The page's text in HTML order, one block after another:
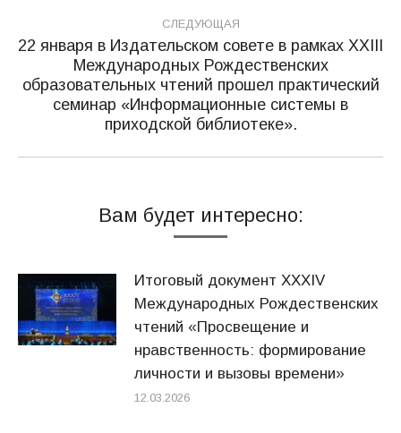
СЛЕДУЮЩАЯ
Следующая
запись:
22 января в Издательском совете в рамках XXIII
Международных Рождественских
образовательных чтений прошел практический
семинар «Информационные системы в
приходской библиотеке».
Вам будет интересно:
Итоговый документ XXХIV
Международных Рождественских
чтений «Просвещение и
нравственность: формирование
личности и вызовы времени»
12.03.2026